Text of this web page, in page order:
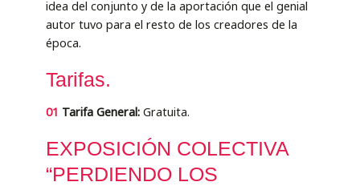
idea del conjunto y de la aportación que el genial
autor tuvo para el resto de los creadores de la
época.
Tarifas.
01 Tarifa General:Gratuita.
EXPOSICIÓN COLECTIVA
“PERDIENDO LOS